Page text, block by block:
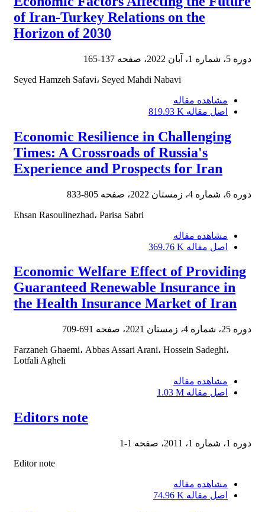
of Iran-Turkey Relations on the
Horizon of 2030
دوره 5، شماره 1، آبان 2022، صفحه 137-165
Seyed Hamzeh Safavi، Seyed Mahdi Nabavi
مشاهده مقاله
اصل مقاله 819.93 K
Economic Resilience in Challenging
Times: A Crossroads of Russia's
Experience and Prospects for Iran
دوره 6، شماره 4، زمستان 2022، صفحه 805-833
Ehsan Rasoulinezhad، Parisa Sabri
مشاهده مقاله
اصل مقاله 369.76 K
Economic Welfare Effect of Providing
Guaranteed Renewable Insurance in
the Health Insurance Market of Iran
دوره 25، شماره 4، زمستان 2021، صفحه 691-709
Farzaneh Ghaemi، Abbas Assari Arani، Hossein Sadeghi،
Lotfali Agheli
مشاهده مقاله
اصل مقاله 1.03 M
Editors note
دوره 1، شماره 1، 2011، صفحه
1-1
Editor note
مشاهده مقاله
اصل مقاله 74.96 K